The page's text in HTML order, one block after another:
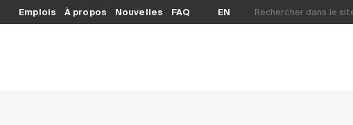
Emplois À propos Nouvelles FAQ EN Rechercher&nbsp;: